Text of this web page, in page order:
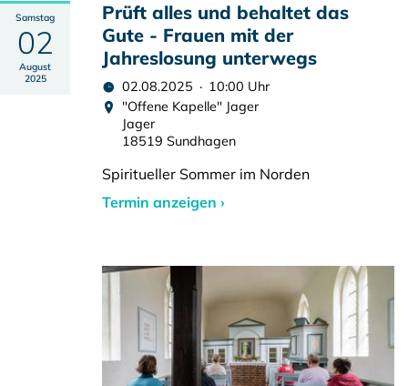
Samstag
02
August
2025
Prüft alles und behaltet das
Gute - Frauen mit der
Jahreslosung unterwegs
02.08.2025 · 10:00 Uhr
"Offene Kapelle" Jager
Jager
18519 Sundhagen
Spiritueller Sommer im Norden
Termin anzeigen ›